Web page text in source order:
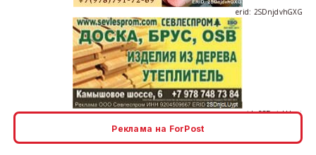
Реклама на ForPost